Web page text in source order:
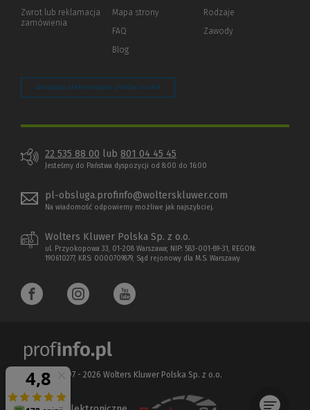
innej
Zwrot lub reklamacja
zamówienia
Mapa strony
FAQ
Blog
Rodzaje
Zawody
Zarządzaj preferencjami plików cookie
22 535 88 00 lub 801 04 45 45
Jesteśmy do Państwa dyspozycji od 8:00 do 16:00
pl-obsluga.profinfo@wolterskluwer.com
Na wiadomość odpowiemy możliwe jak najszybciej.
Wolters Kluwer Polska Sp. z o.o.
ul. Przyokopowa 33, 01-208 Warszawa; NIP: 583-001-89-31, REGON:
190610277, KRS: 0000709879, Sąd rejonowy dla M.S. Warszawy
Copyright 1997 - 2026 Wolters Kluwer Polska Sp. z o.o.